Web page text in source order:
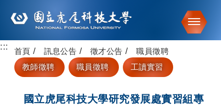
跳到主要內容
::: 首頁 訊息公告 徵才公告
職員徵聘
教師徵聘
職員徵聘 工讀實習
國立虎尾科技大學研究發展處實習組專